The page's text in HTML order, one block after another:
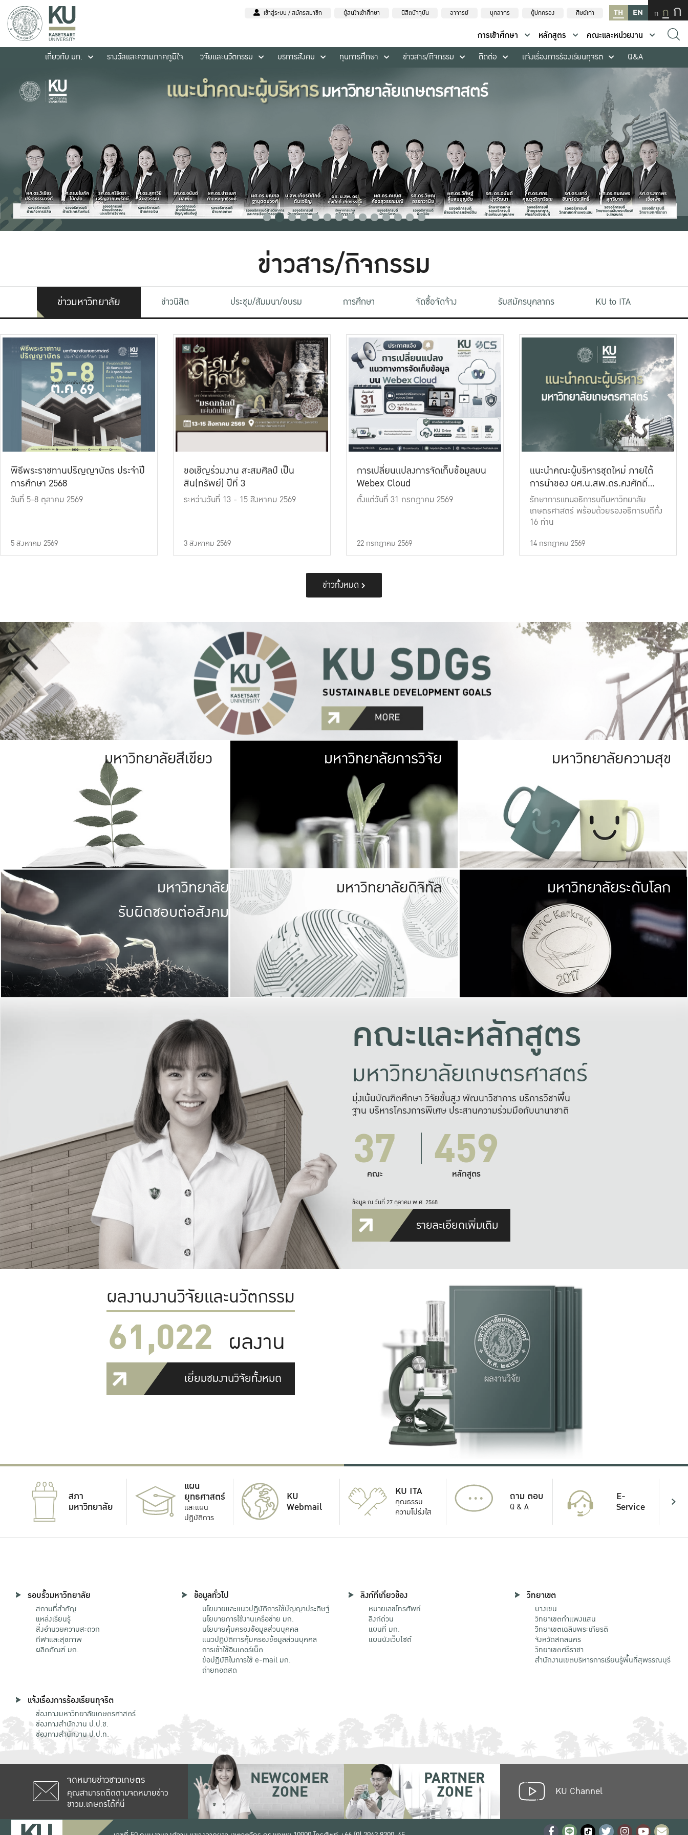
เข้าสู่ระบบ / สมัครสมาชิก ผู้สนใจเข้าศึกษา นิสิตปัจจุบัน อาจารย์ บุคลากร ผู้ปกครอง ศิษย์เก่า TH EN ก ก ก
การเข้าศึกษา หลักสูตร
คณะและหน่วยงาน
เกี่ยวกับ มก.
รางวัลและความภาคภูมิใจ วิจัยและนวัตกรรม บริการสังคม ทุนการศึกษา ข่าวสาร/กิจกรรม ติดต่อ แจ้งเรื่องการร้องเรียนทุจริต Q&A
ข่าวสาร/กิจกรรม
ข่าวมหาวิทยาลัย ข่าวนิสิต ประชุม/สัมมนา/อบรม การศึกษา จัดซื้อจัดจ้าง รับสมัครบุคลากร KU to ITA
พิธีพระราชทานปริญญาบัตร ประจำปี
การศึกษา 2568
วันที่ 5-8 ตุลาคม 2569
5 สิงหาคม 2569
ขอเชิญร่วมงาน สะสมศิลป์ เป็น
สิน(ทรัพย์) ปีที่ 3
ระหว่างวันที่ 13 - 15 สิงหาคม 2569
3 สิงหาคม 2569
การเปลี่ยนแปลงการจัดเก็บข้อมูลบน
Webex Cloud
ตั้งแต่วันที่ 31 กรกฎาคม 2569
22 กรกฎาคม 2569
แนะนำคณะผู้บริหารชุดใหม่ ภายใต้
การนำของ ผศ.น.สพ.ดร.คงศักดิ์
เที่ยงธรรม
รักษาการแทนอธิการบดีมหาวิทยาลัย
เกษตรศาสตร์ พร้อมด้วยรองอธิการบดีทั้ง
16 ท่าน
14 กรกฎาคม 2569
ข่าวทั้งหมด
มหาวิทยาลัยสีเขียว มหาวิทยาลัย
เกษตรศาสตร์ มีพื้นที่เขียวสดใส หนาแน่น
เป็นป่าในเมือง (URBAN FOREST)
เกษตรในเมือง (URBAN AGRICULTURE)
ที่นับรวมกันได้ประมาณ 1,400 ไร่
มหาวิทยาลัยการวิจัย มหาวิทยาลัย
ให้กับประชาชน
มหาวิทยาลัยความสุข
มหาวิทยาลัย
รับผิดชอบต่อสังคม
มหาวิทยาลัยรับผิดชอบต่อสังคม
ร่วมมือกับชุมชน เพื่อความกินดีอยู่ดี
และความสุขอย่างยั่งยืน
มองปัญหาในภาพกว้าง
แก้ไขจากปัญหาจุดเล็กๆ
มหาวิทยาลัยดิจิทัล มหาวิทยา
พร้อมที่จ
และผลักดันในการใช้ระบบส
เพื่อการทำงานแ
มหาวิทยาลัยระดับโลก
คณะและหลักสูตร
มหาวิทยาลัยเกษตรศาสตร์
มุ่งเน้นบัณฑิตศึกษา วิจัยขั้นสูง พัฒนาวิชาการ บริการวิชาพื้น
ฐาน บริหารโครงการพิเศษ ประสานความร่วมมือกับนานาชาติ
37
คณะ 459
หลักสูตร
ข้อมูล ณ วันที่ 27 ตุลาคม พ.ศ. 2568
รายละเอียดเพิ่มเติม
ผลงานงานวิจัยและนวัตกรรม
61,022 ผลงาน
เยี่ยมชมงานวิจัยทั้งหมด
สภา
มหาวิทยาลัย
แผน
ยุทธศาสตร์
และแผน
ปฏิบัติการ
KU
Webmail
KU ITA
คุณธรรม
ความโปร่งใส
... ถาม ตอบ
Q & A
E-
Service
รอบรั้วมหาวิทยาลัย
สถานที่สำคัญ
แหล่งเรียนรู้
สิ่งอำนวยความสะดวก
กีฬาและสุขภาพ
ผลิตภัณฑ์ มก.
ข้อมูลทั่วไป
นโยบายและแนวปฏิบัติการใช้ปัญญาประดิษฐ์
นโยบายการใช้งานเครือข่าย มก.
นโยบายคุ้มครองข้อมูลส่วนบุคคล
แนวปฏิบัติการคุ้มครองข้อมูลส่วนบุคคล
การเข้าใช้อินเตอร์เน็ต
ข้อปฏิบัติในการใช้ e-mail มก.
ถ่ายทอดสด
ลิงก์ที่เกี่ยวข้อง
หมายเลขโทรศัพท์
ลิงก์ด่วน
แผนที่ มก.
แผนผังเว็บไซต์
วิทยาเขต
บางเขน
วิทยาเขตกําแพงแสน
วิทยาเขตเฉลิมพระเกียรติ
จังหวัดสกลนคร
วิทยาเขตศรีราชา
สำนักงานเขตบริหารการเรียนรู้พื้นที่สุพรรณบุรี
แจ้งเรื่องการร้องเรียนทุจริต
ช่องทางมหาวิทยาลัยเกษตรศาสตร์
ช่องทางสำนักงาน ป.ป.ช.
ช่องทางสำนักงาน ป.ป.ท.
จดหมายข่าวชาวเกษตร
คุณสามารถติดตามจดหมายข่าว
ชาวม.เกษตรได้ที่นี่
NEWCOMER
ZONE
PARTNER
ZONE KU Channel